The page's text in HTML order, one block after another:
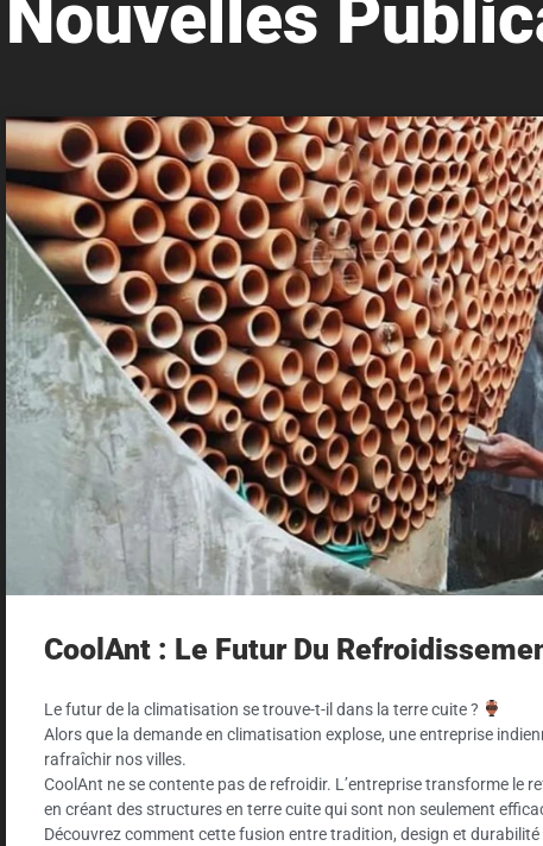
Nouvelles
CoolAnt : Le Futur Du
Le futur de la climatisation se trouve-t-il dans la terre cuite ?
Alors que la demande en climatisation explose, une entreprise
rafraîchir nos villes.
CoolAnt ne se contente pas de refroidir. L’entreprise transforme le
en créant des structures en terre cuite qui sont non seulement
Découvrez comment cette fusion entre tradition, design et